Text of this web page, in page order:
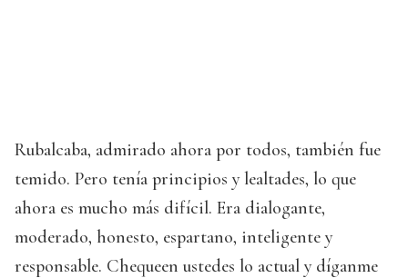
Rubalcaba, admirado ahora por todos, también fue
temido. Pero tenía principios y lealtades, lo que
ahora es mucho más difícil. Era dialogante,
moderado, honesto, espartano, inteligente y
responsable. Chequeen ustedes lo actual y díganme